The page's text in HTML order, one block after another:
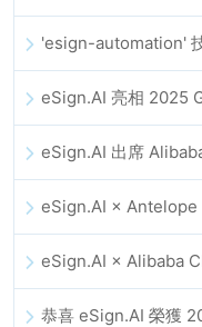
eSign.AI 亮相 2025
恭喜 eSign.AI 榮獲